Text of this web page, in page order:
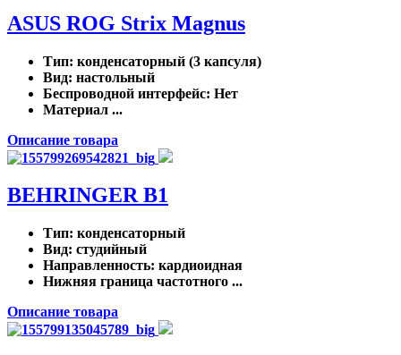
ASUS ROG Strix Magnus
Тип: конденсаторный (3 капсуля)
Вид: настольный
Беспроводной интерфейс: Нет
Материал ...
Описание товара
BEHRINGER B1
Тип: конденсаторный
Вид: студийный
Направленность: кардиоидная
Нижняя граница частотного ...
Описание товара